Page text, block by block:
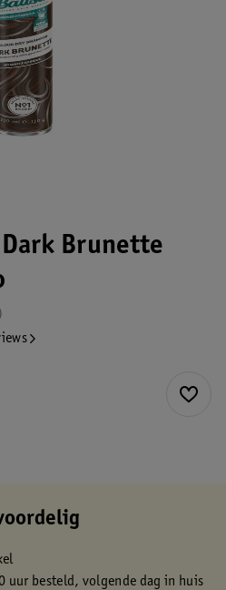
Brunette
uur besteld, volgende dag in huis